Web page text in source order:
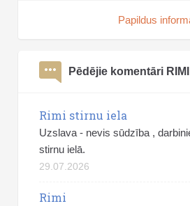
Papildus
Pēdējie komentāri RIMI
Rimi stirnu iela
Uzslava - nevis sūdzība ,
stirnu ielā.
29.07.2026
Rimi